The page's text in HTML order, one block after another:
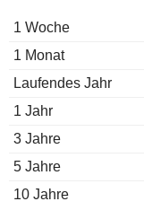
1 Woche
1 Monat
Laufendes Jahr
1 Jahr
3 Jahre
5 Jahre
10 Jahre